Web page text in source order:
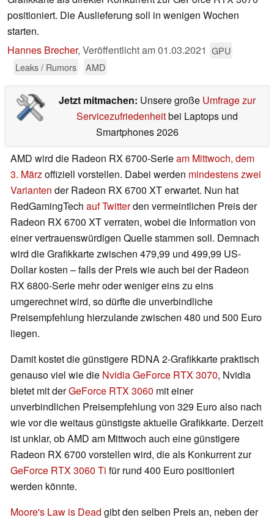
positioniert. Die Auslieferung soll in wenigen Wochen
starten.
Hannes Brecher, Veröffentlicht am01.03.2021 GPU
Leaks / Rumors
AMD
Jetzt mitmachen: Unsere große Umfrage zur
Servicezufriedenheitbei Laptops und
Smartphones 2026
AMD wird die Radeon RX 6700-Serieam Mittwoch, dem
3. Märzoffiziell vorstellen. Dabei werden mindestens zwei
Varianten der Radeon RX 6700 XT erwartet. Nun hat
RedGamingTech auf Twitterden vermeintlichen Preis der
Radeon RX 6700 XT verraten, wobei die Information von
einer vertrauenswürdigen Quelle stammen soll. Demnach
wird die Grafikkarte zwischen 479,99 und 499,99 US-
Dollar kosten – falls der Preis wie auch bei der Radeon
RX 6800-Serie mehr oder weniger eins zu eins
umgerechnet wird, so dürfte die unverbindliche
Preisempfehlung hierzulande zwischen 480 und 500 Euro
liegen.
Damit kostet die günstigere RDNA 2-Grafikkarte praktisch
genauso viel wie die Nvidia GeForce RTX 3070, Nvidia
bietet mit derGeForce RTX 3060 mit einer
unverbindlichen Preisempfehlung von 329 Euro also nach
wie vor die weitaus günstigste aktuelle Grafikkarte. Derzeit
ist unklar, ob AMD am Mittwoch auch eine günstigere
Radeon RX 6700 vorstellen wird, die als Konkurrent zur
GeForce RTX 3060 Ti für rund 400 Euro positioniert
werden könnte.
Moore's Law is Dead gibt den selben Preis an, neben der